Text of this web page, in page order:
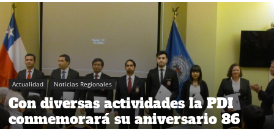
Actualidad Noticias Regionales
Con diversas actividades la PDI
conmemorará su aniversario 86